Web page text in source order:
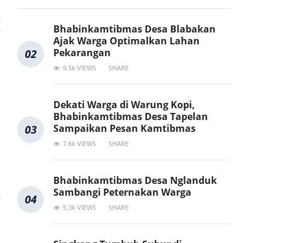
02
Bhabinkamtibmas Desa Blabakan
Ajak Warga Optimalkan Lahan
Pekarangan
9.5k VIEWS SHARE
03
Dekati Warga di Warung Kopi,
Bhabinkamtibmas Desa Tapelan
Sampaikan Pesan Kamtibmas
7.6k VIEWS SHARE
04
Bhabinkamtibmas Desa Nglanduk
Sambangi Peternakan Warga
5.3k VIEWS SHARE